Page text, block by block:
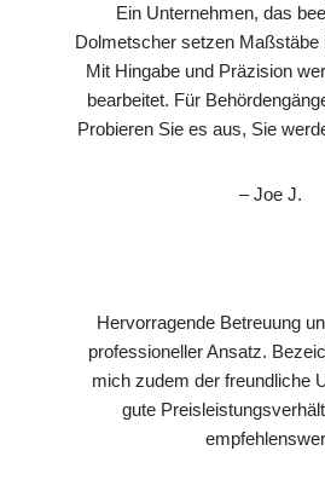
Ein Unternehmen, das
Dolmetscher setzen Maßstäbe
Mit Hingabe und Präzision
bearbeitet. Für
Probieren Sie es aus, Sie
– Joe J.
Hervorragende Betreuung
professioneller Ansatz.
mich zudem der freundliche
gute